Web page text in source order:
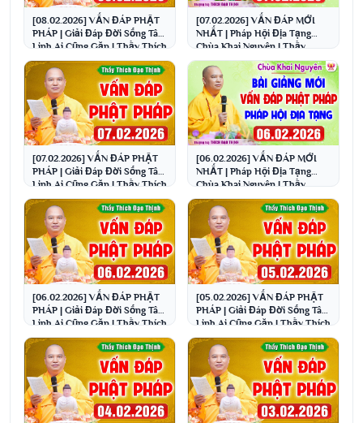
[08.02.2026] VẤN ĐÁP PHẬT
PHÁP | Giải Đáp Đời Sống Tâm
Linh Ai Cũng Gặp | Thầy Thích
Đạo Thịnh
[07.02.2026] VẤN ĐÁP MỚI
NHẤT | Pháp Hội Địa Tạng
Chùa Khai Nguyên | Thầy
Thích Đạo Thịnh
[07.02.2026] VẤN ĐÁP PHẬT
PHÁP | Giải Đáp Đời Sống Tâm
Linh Ai Cũng Gặp | Thầy Thích
Đạo Thịnh
[06.02.2026] VẤN ĐÁP MỚI
NHẤT | Pháp Hội Địa Tạng
Chùa Khai Nguyên | Thầy
Thích Đạo Thịnh
[06.02.2026] VẤN ĐÁP PHẬT
PHÁP | Giải Đáp Đời Sống Tâm
Linh Ai Cũng Gặp | Thầy Thích
Đạo Thịnh
[05.02.2026] VẤN ĐÁP PHẬT
PHÁP | Giải Đáp Đời Sống Tâm
Linh Ai Cũng Gặp | Thầy Thích
Đạo Thịnh